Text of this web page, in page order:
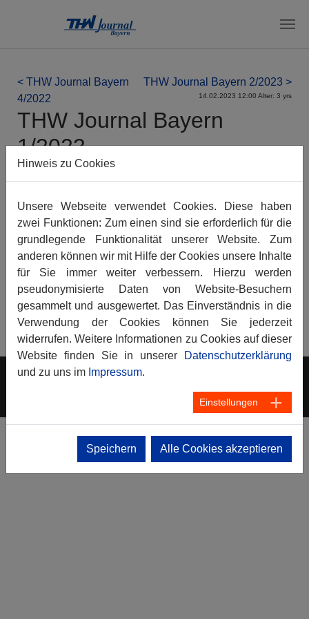
THW Journal Bayern 2/2023 >
< THW Journal Bayern
4/2022
14.02.2023 12:00 Alter: 3 yrs
THW Journal Bayern
1/2023
Das Blättermagazin finden Sie
auch bei > Yumpu.com.
<- Zurück zu: THW Journal Bayern
Hinweis zu Cookies
Unsere Webseite verwendet Cookies. Diese haben
zwei Funktionen: Zum einen sind sie erforderlich für die
grundlegende Funktionalität unserer Website. Zum
anderen können wir mit Hilfe der Cookies unsere Inhalte
für Sie immer weiter verbessern. Hierzu werden
pseudonymisierte Daten von Website-Besuchern
gesammelt und ausgewertet. Das Einverständnis in die
Verwendung der Cookies können Sie jederzeit
widerrufen. Weitere Informationen zu Cookies auf dieser
Website finden Sie in unserer
Datenschutzerklärung
und zu uns im Impressum.
Einstellungen
Speichern Alle Cookies akzeptieren